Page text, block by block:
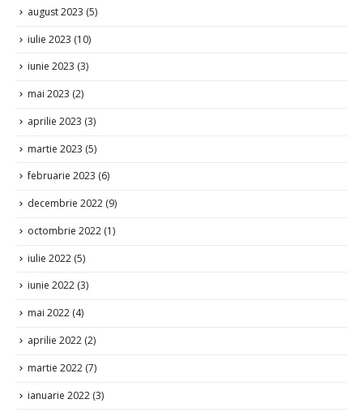
august 2023 (5)
iulie 2023 (10)
iunie 2023 (3)
mai 2023 (2)
aprilie 2023 (3)
martie 2023 (5)
februarie 2023 (6)
decembrie 2022 (9)
octombrie 2022 (1)
iulie 2022 (5)
iunie 2022 (3)
mai 2022 (4)
aprilie 2022 (2)
martie 2022 (7)
ianuarie 2022 (3)